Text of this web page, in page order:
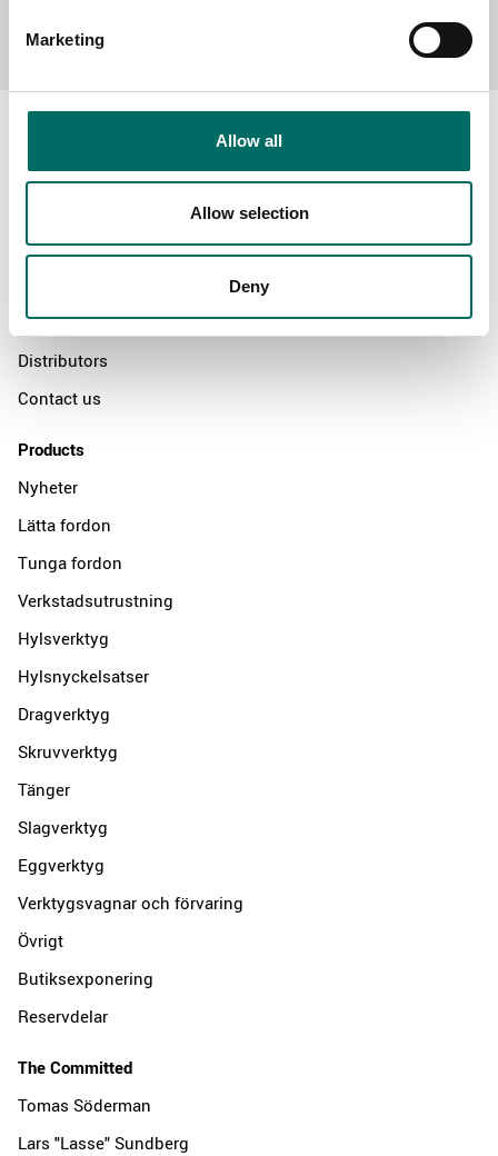
Marketing
Allow all
Allow selection
Deny
Swedish quality
News
Distributors
Contact us
Products
Nyheter
Lätta fordon
Tunga fordon
Verkstadsutrustning
Hylsverktyg
Hylsnyckelsatser
Dragverktyg
Skruvverktyg
Tänger
Slagverktyg
Eggverktyg
Verktygsvagnar och förvaring
Övrigt
Butiksexponering
Reservdelar
The Committed
Tomas Söderman
Lars "Lasse" Sundberg